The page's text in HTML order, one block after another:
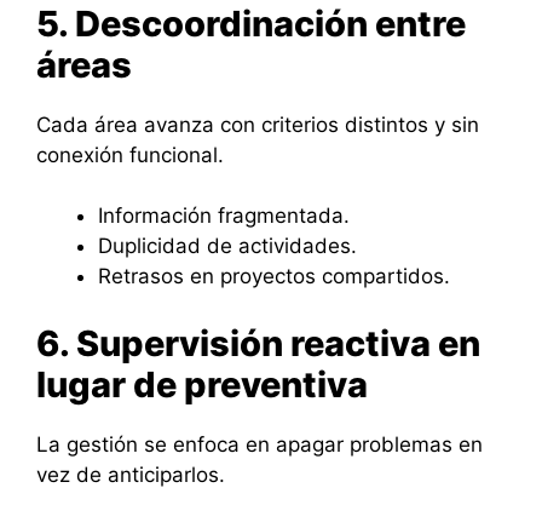
5. Descoordinación entre
áreas
Cada área avanza con criterios distintos y sin
conexión funcional.
Información fragmentada.
Duplicidad de actividades.
Retrasos en proyectos compartidos.
6. Supervisión reactiva en
lugar de preventiva
La gestión se enfoca en apagar problemas en
vez de anticiparlos.